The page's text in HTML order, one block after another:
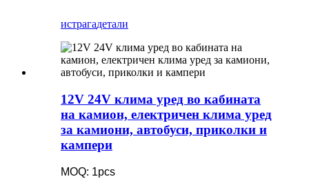
истрагадетали
12V 24V клима уред во кабината
на камион, електричен клима уред
за камиони, автобуси, приколки и
кампери
MOQ: 1pcs